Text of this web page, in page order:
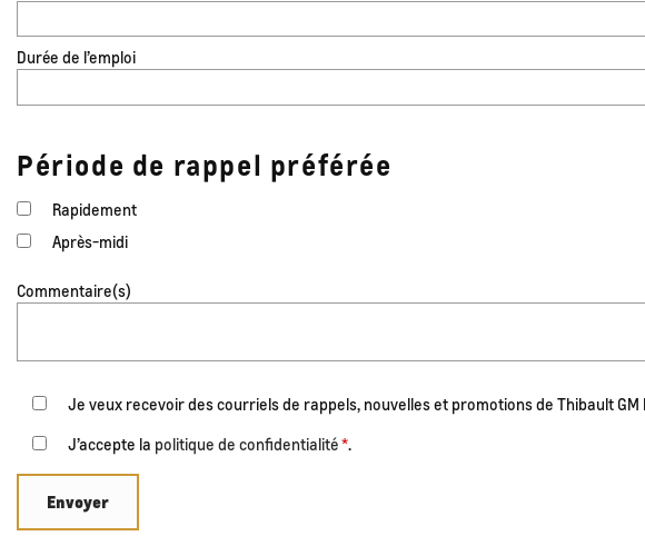
Durée de l’emploi
Période de rappel préférée
Rapidement
Après-midi
Commentaire(s)
Je veux recevoir des courriels de rappels, nouvelles et promotions de Thibault
J’accepte la politique de confidentialité*.